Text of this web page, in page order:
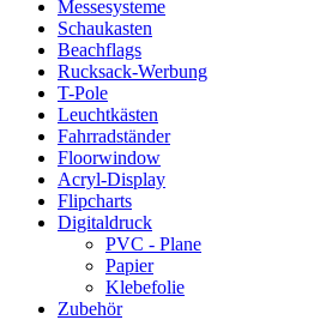
Messesysteme
Schaukasten
Beachflags
Rucksack-Werbung
T-Pole
Leuchtkästen
Fahrradständer
Floorwindow
Acryl-Display
Flipcharts
Digitaldruck
PVC - Plane
Papier
Klebefolie
Zubehör